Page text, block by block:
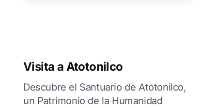
Visita a Atotonilco
Descubre el Santuario de Atotonilco,
un Patrimonio de la Humanidad